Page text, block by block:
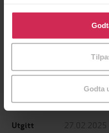
Klikk på «Godta alle» for å
bruke cookies for alle disse
tilpasse ditt samtykke til
Godta
Jørn Lier Horst
Forfattere Jørn Lier
(innleser)
Forlag Bonnier
Utgitt 27.02.2025